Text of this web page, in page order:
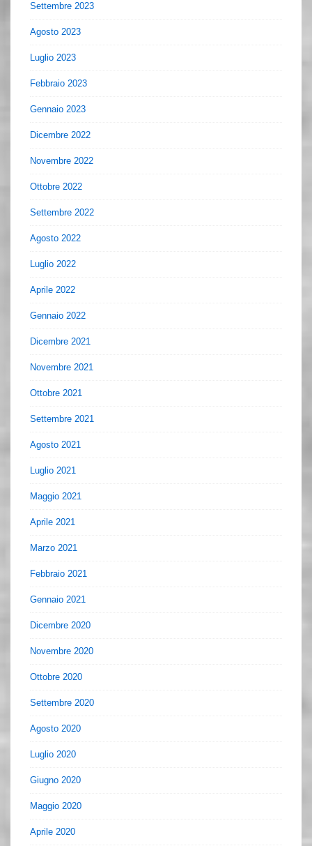
Settembre 2023
Agosto 2023
Luglio 2023
Febbraio 2023
Gennaio 2023
Dicembre 2022
Novembre 2022
Ottobre 2022
Settembre 2022
Agosto 2022
Luglio 2022
Aprile 2022
Gennaio 2022
Dicembre 2021
Novembre 2021
Ottobre 2021
Settembre 2021
Agosto 2021
Luglio 2021
Maggio 2021
Aprile 2021
Marzo 2021
Febbraio 2021
Gennaio 2021
Dicembre 2020
Novembre 2020
Ottobre 2020
Settembre 2020
Agosto 2020
Luglio 2020
Giugno 2020
Maggio 2020
Aprile 2020